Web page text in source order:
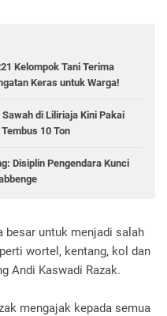
Kelompok Tani Terima
Keras untuk Warga!
di Liliriaja Kini Pakai
10 Ton
Disiplin Pengendara Kunci
besar untuk menjadi salah
wortel, kentang, kol dan
Andi Kaswadi Razak.
mengajak kepada semua